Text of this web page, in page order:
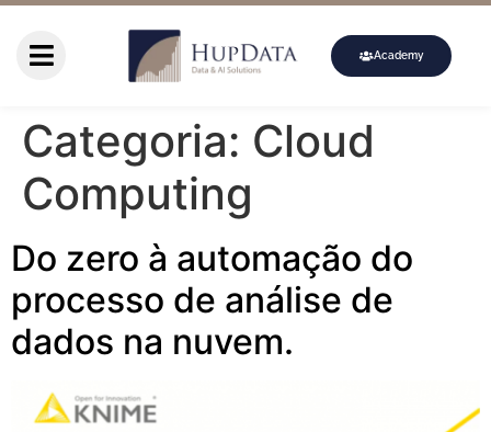
Academy
Categoria: Cloud
Computing
Do zero à automação do
processo de análise de
dados na nuvem.